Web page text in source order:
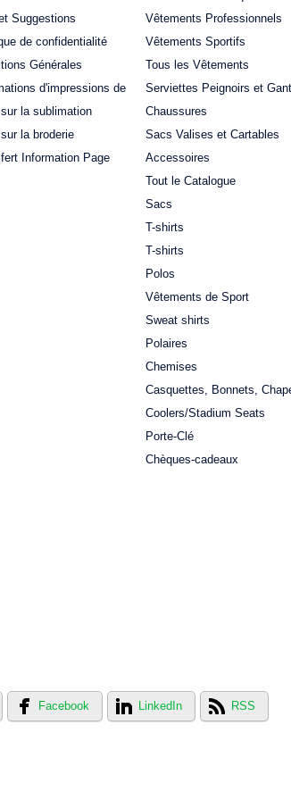
Suggestions
de confidentialité
Générales
d'impressions de
la sublimation
la broderie
Information Page
Vêtements Professionnels
Vêtements Sportifs
Tous les Vêtements
Serviettes Peignoirs et
Chaussures
Sacs Valises et Cartables
Accessoires
Tout le Catalogue
Sacs
T-shirts
T-shirts
Polos
Vêtements de Sport
Sweat shirts
Polaires
Chemises
Casquettes, Bonnets,
Coolers/Stadium Seats
Porte-Clé
Chèques-cadeaux
Facebook LinkedIn RSS